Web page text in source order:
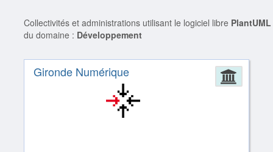
Collectivités et administrations utilisant le logiciel libre PlantUML
du domaine : Développement
Gironde Numérique